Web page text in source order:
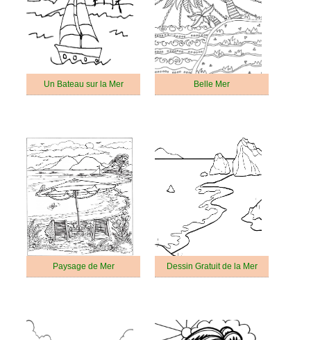
Un Bateau sur la Mer Belle Mer
Paysage de Mer Dessin Gratuit de la Mer